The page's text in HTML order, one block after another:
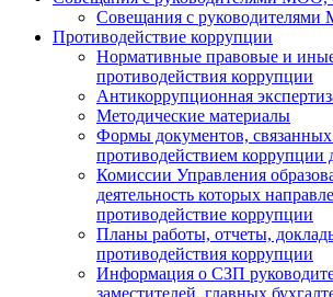
Совещания с
Противодействие коррупции
Нормативные правовые и
противодействия коррупции
Антикоррупционная
Методические материалы
Формы документов,
противодействием коррупции
Комиссии Управления
деятельность которых
противодействие коррупции
Планы работы, отчеты,
противодействия коррупции
Информация о СЗП